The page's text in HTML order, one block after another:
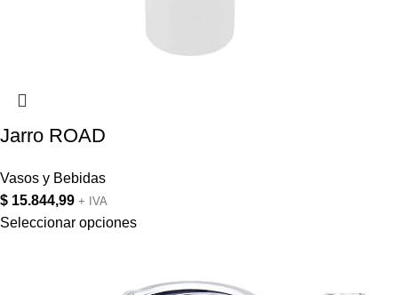
Jarro ROAD
Vasos y Bebidas
$ 15.844,99 + IVA
Seleccionar opciones